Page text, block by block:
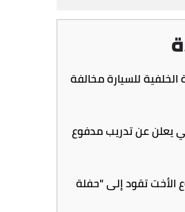
للسيارة مخالفة
يعلن عن تدريب مدفوع
الأخت تقود إلى "حفلة